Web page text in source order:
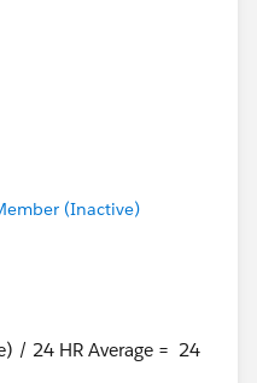
(Inactive)
/ 24 HR Average = 24